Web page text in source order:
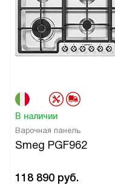
В наличии
Варочная панель
Smeg PGF962
118 890 руб.